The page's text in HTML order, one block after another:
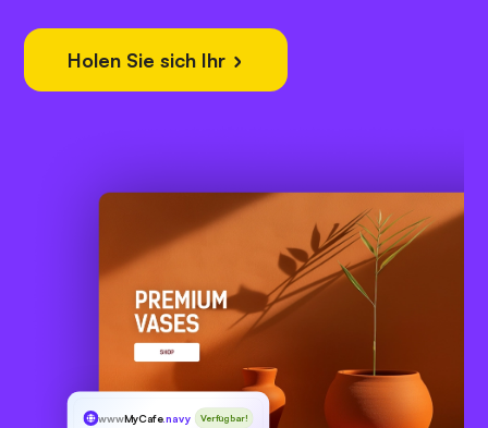
Holen Sie sich Ihr
wwwMyCafe.navy Verfügbar!